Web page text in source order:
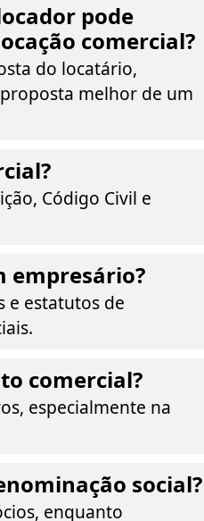
pode
comercial?
do locatário,
melhor de um
Código Civil e
empresário?
e estatutos de
comercial?
especialmente na
social?
enquanto